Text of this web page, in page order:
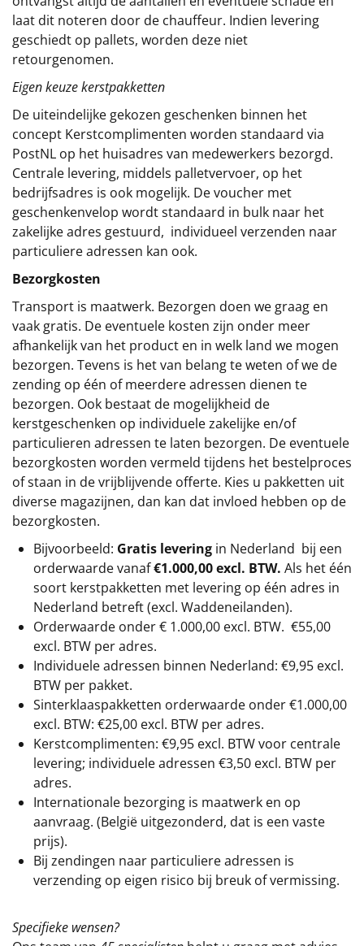
laat dit noteren door de chauffeur. Indien levering
geschiedt op pallets, worden deze niet
retourgenomen.
Eigen keuze kerstpakketten
De uiteindelijke gekozen geschenken binnen het
concept Kerstcomplimenten worden standaard via
PostNL op het huisadres van medewerkers bezorgd.
Centrale levering, middels palletvervoer, op het
bedrijfsadres is ook mogelijk. De voucher met
geschenkenvelop wordt standaard in bulk naar het
zakelijke adres gestuurd, individueel verzenden naar
particuliere adressen kan ook.
Bezorgkosten
Transport is maatwerk. Bezorgen doen we graag en
vaak gratis. De eventuele kosten zijn onder meer
afhankelijk van het product en in welk land we mogen
bezorgen. Tevens is het van belang te weten of we de
zending op één of meerdere adressen dienen te
bezorgen. Ook bestaat de mogelijkheid de
kerstgeschenken op individuele zakelijke en/of
particulieren adressen te laten bezorgen. De eventuele
bezorgkosten worden vermeld tijdens het bestelproces
of staan in de vrijblijvende offerte. Kies u pakketten uit
diverse magazijnen, dan kan dat invloed hebben op de
bezorgkosten.
Bijvoorbeeld: Gratis levering in Nederland bij een
orderwaarde vanaf€1.000,00 excl. BTW. Als het één
soort kerstpakketten met levering op één adres in
Nederland betreft (excl. Waddeneilanden).
Orderwaarde onder € 1.000,00 excl. BTW. €55,00
excl. BTW per adres.
Individuele adressen binnen Nederland: €9,95 excl.
BTW per pakket.
Sinterklaaspakketten orderwaarde onder €1.000,00
excl. BTW: €25,00 excl. BTW per adres.
Kerstcomplimenten: €9,95 excl. BTW voor centrale
levering; individuele adressen €3,50 excl. BTW per
adres.
Internationale bezorging is maatwerk en op
aanvraag. (België uitgezonderd, dat is een vaste
prijs).
Bij zendingen naar particuliere adressen is
verzending op eigen risico bij breuk of vermissing.
Specifieke wensen?